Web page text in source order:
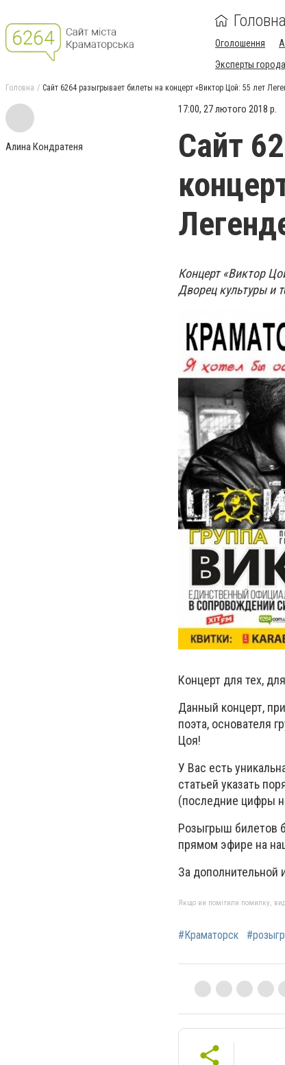
Головна
Оголошення
Эксперты города
Головна Сайт 6264 разыгрывает билеты на концерт «Виктор Цой: 55 лет
Алина Кондратеня
17:00, 27 лютого 2018 р.
Сайт
Концерт «Виктор
Дворец культуры и
Концерт для тех,
Данный концерт,
поэта, основателя
Цоя!
У Вас есть
статьей указать
(последние цифры
Розыгрыш билетов
прямом эфире на
За дополнительной
Якщо ви помітили помилку,
#Краматорск